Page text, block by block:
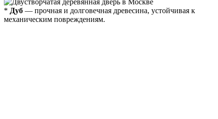
* Дуб — прочная и долговечная древесина, устойчивая к
механическим повреждениям.